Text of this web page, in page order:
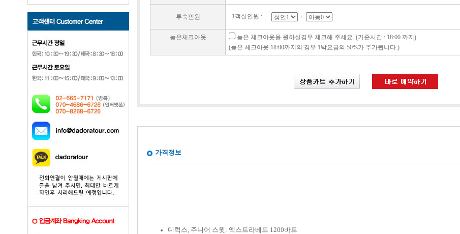
투숙인원 - 1객실인원 : +
늦은체크아웃
늦은 체크아웃을 원하실경우 체크해 주세요. (기준시간 : 18:00 까지)
(늦은 체크아웃 18:00까지의 경우 1박요금의 50%가 추가됩니다.)
가격정보
디럭스, 주니어 스윗: 엑스트라베드 1200바트